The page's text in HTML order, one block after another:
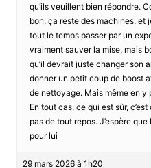
qu’ils veuillent bien répondre.
bon, ça reste des machines, et
tout le temps passer par un
vraiment sauver la mise, mais
qu’il devrait juste changer son
donner un petit coup de boost
de nettoyage. Mais même en y
En tout cas, ce qui est sûr,
pas de tout repos. J’espère
pour lui
29 mars 2026 à 1h20